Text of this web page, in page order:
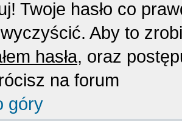
Twoje hasło co
Aby to
hasła, oraz
na forum
góry